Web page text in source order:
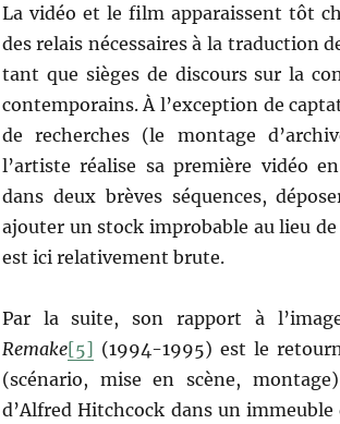
La vidéo et le film apparaissent tôt
des relais nécessaires à la traduction
tant que sièges de discours sur la
contemporains. À l’exception de
de recherches (le montage
l’artiste réalise sa première vidéo
dans deux brèves séquences,
ajouter un stock improbable au lieu
est ici relativement brute.
Par la suite, son rapport à
Remake[5] (1994-1995) est le
(scénario, mise en scène,
d’Alfred Hitchcock dans un